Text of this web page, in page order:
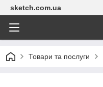
sketch.com.ua
Товари та послуги